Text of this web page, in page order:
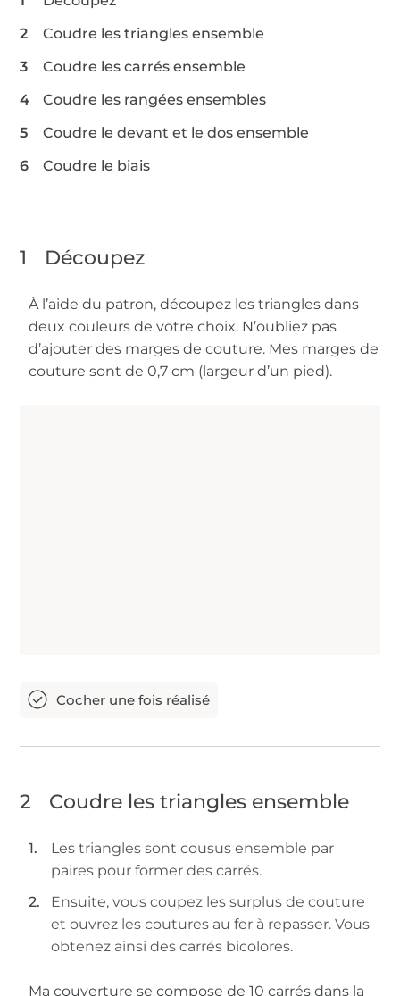
Coudre les triangles ensemble
Coudre les carrés ensemble
Coudre les rangées ensembles
Coudre le devant et le dos ensemble
Coudre le biais
1 Découpez
À l’aide du patron, découpez les triangles dans
deux couleurs de votre choix. N’oubliez pas
d’ajouter des marges de couture. Mes marges de
couture sont de 0,7 cm (largeur d’un pied).
2 Coudre les triangles ensemble
Les triangles sont cousus ensemble par
paires pour former des carrés.
Ensuite, vous coupez les surplus de couture
et ouvrez les coutures au fer à repasser. Vous
obtenez ainsi des carrés bicolores.
Ma couverture se compose de 10 carrés dans la